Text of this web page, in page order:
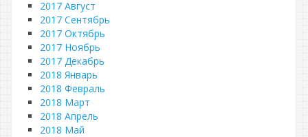
2017 Август
2017 Сентябрь
2017 Октябрь
2017 Ноябрь
2017 Декабрь
2018 Январь
2018 Февраль
2018 Март
2018 Апрель
2018 Май